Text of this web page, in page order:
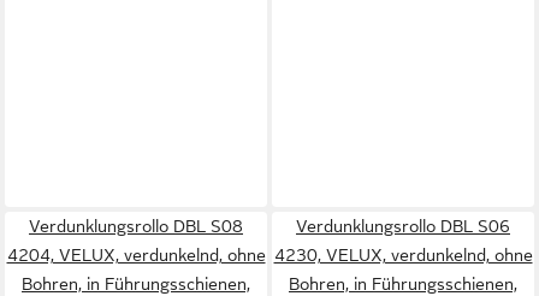
Verdunklungsrollo DBL S08
4204, VELUX, verdunkelnd, ohne
Bohren, in Führungsschienen,
Verdunklungsrollo DBL S06
4230, VELUX, verdunkelnd, ohne
Bohren, in Führungsschienen,